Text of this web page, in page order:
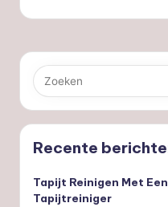
Recente
Tapijt Reinigen Met
Tapijtreiniger